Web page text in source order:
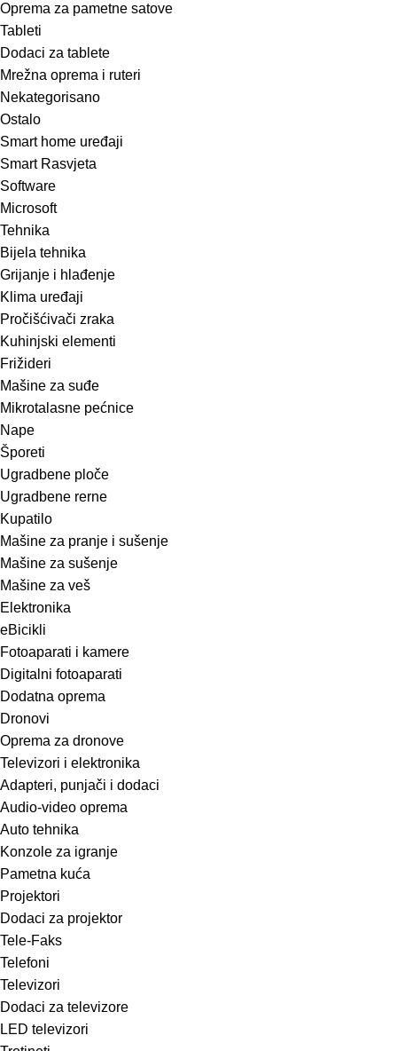
Oprema za pametne satove
Tableti
Dodaci za tablete
Mrežna oprema i ruteri
Nekategorisano
Ostalo
Smart home uređaji
Smart Rasvjeta
Software
Microsoft
Tehnika
Bijela tehnika
Grijanje i hlađenje
Klima uređaji
Pročišćivači zraka
Kuhinjski elementi
Frižideri
Mašine za suđe
Mikrotalasne pećnice
Nape
Šporeti
Ugradbene ploče
Ugradbene rerne
Kupatilo
Mašine za pranje i sušenje
Mašine za sušenje
Mašine za veš
Elektronika
eBicikli
Fotoaparati i kamere
Digitalni fotoaparati
Dodatna oprema
Dronovi
Oprema za dronove
Televizori i elektronika
Adapteri, punjači i dodaci
Audio-video oprema
Auto tehnika
Konzole za igranje
Pametna kuća
Projektori
Dodaci za projektor
Tele-Faks
Telefoni
Televizori
Dodaci za televizore
LED televizori